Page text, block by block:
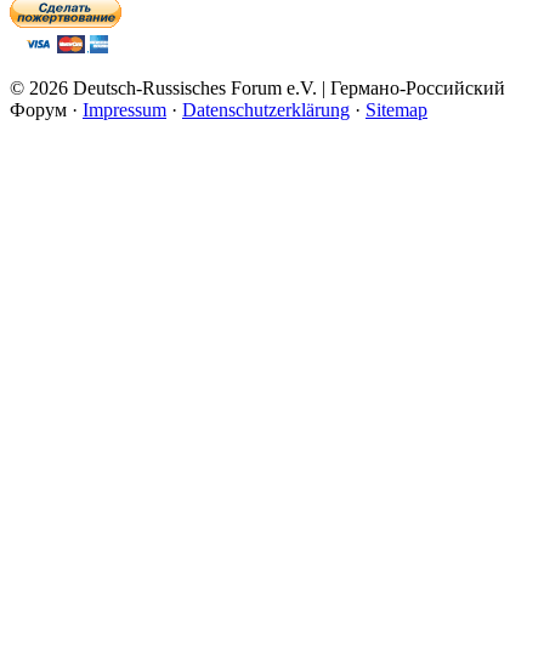
© 2026 Deutsch-Russisches Forum e.V. | Германо-Российский
Форум · Impressum · Datenschutzerklärung · Sitemap